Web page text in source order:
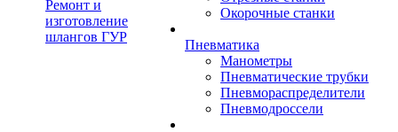
Ремонт и
изготовление
шлангов ГУР
Окорочные станки
Пневматика
Манометры
Пневматические трубки
Пневмораспределители
Пневмодроссели